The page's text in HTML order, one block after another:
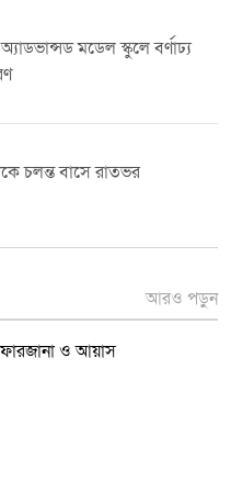
করে প্রয়োজনীয় আইনগত
মাঝে সম্মাননা সনদ বিতরণ
গুরুত্বপূর্ণ ভূমিকা রাখবে বলে
অভিযানে মাদকসহ বিভিন্ন
কেন্দ্রের নিরাপত্তা ও
সুপার
আরও পড়ুন